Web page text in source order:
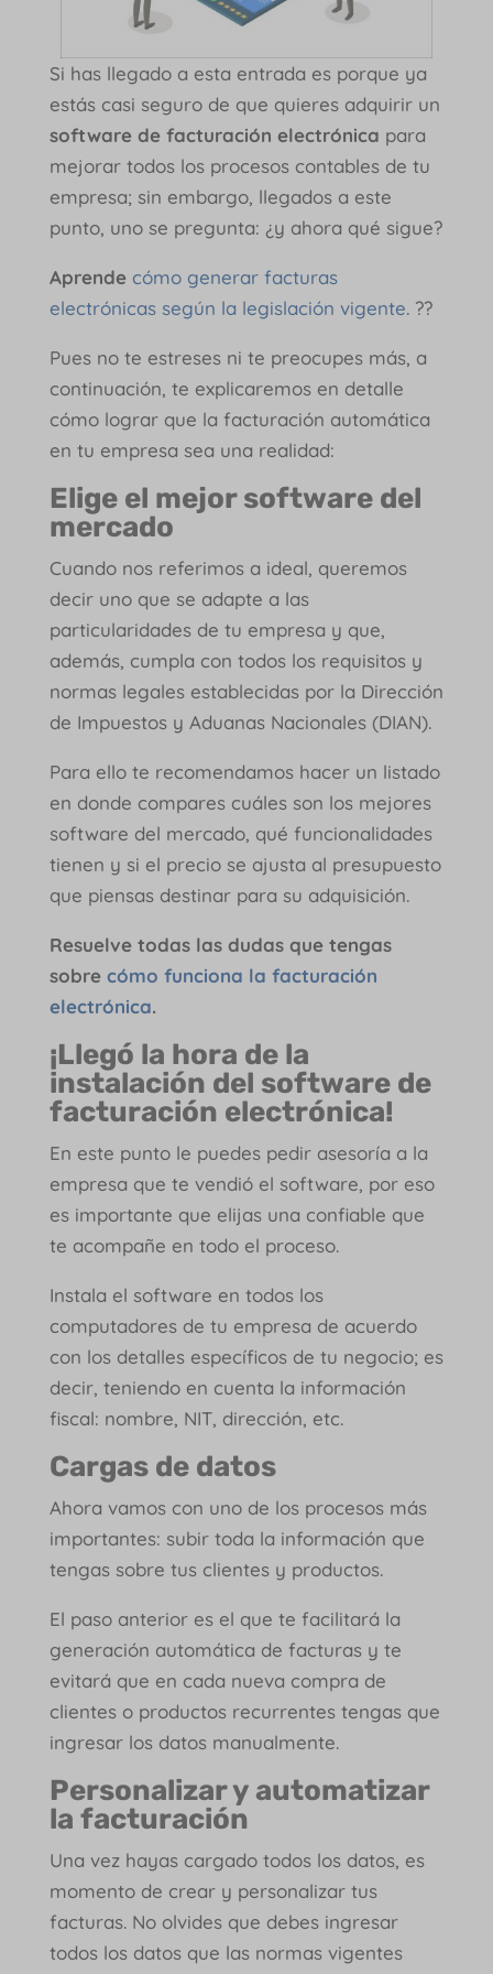
Si has llegado a esta entrada es porque ya
estás casi seguro de que quieres adquirir un
software de facturación electrónica para
mejorar todos los procesos contables de tu
empresa; sin embargo, llegados a este
punto, uno se pregunta: ¿y ahora qué sigue?
Aprende cómo generar facturas
electrónicas según la legislación vigente. ??
Pues no te estreses ni te preocupes más, a
continuación, te explicaremos en detalle
cómo lograr que la facturación automática
en tu empresa sea una realidad:
Elige el mejor software del
mercado
Cuando nos referimos a ideal, queremos
decir uno que se adapte a las
particularidades de tu empresa y que,
además, cumpla con todos los requisitos y
normas legales establecidas por la Dirección
de Impuestos y Aduanas Nacionales (DIAN).
Para ello te recomendamos hacer un listado
en donde compares cuáles son los mejores
software del mercado, qué funcionalidades
tienen y si el precio se ajusta al presupuesto
que piensas destinar para su adquisición.
Resuelve todas las dudas que tengas
sobre cómo funciona la facturación
electrónica.
¡Llegó la hora de la
instalación del software de
facturación electrónica!
En este punto le puedes pedir asesoría a la
empresa que te vendió el software, por eso
es importante que elijas una confiable que
te acompañe en todo el proceso.
Instala el software en todos los
computadores de tu empresa de acuerdo
con los detalles específicos de tu negocio; es
decir, teniendo en cuenta la información
fiscal: nombre, NIT, dirección, etc.
Cargas de datos
Ahora vamos con uno de los procesos más
importantes: subir toda la información que
tengas sobre tus clientes y productos.
El paso anterior es el que te facilitará la
generación automática de facturas y te
evitará que en cada nueva compra de
clientes o productos recurrentes tengas que
ingresar los datos manualmente.
Personalizar y automatizar
la facturación
Una vez hayas cargado todos los datos, es
momento de crear y personalizar tus
facturas. No olvides que debes ingresar
todos los datos que las normas vigentes